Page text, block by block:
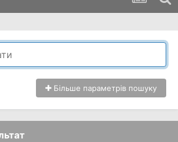
Більше параметрів пошуку